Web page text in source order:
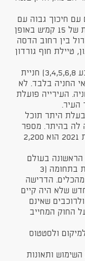
עם חיכוך גבוה עם
הולכי רגל, הכלים יואטו למהירות של 15 קמ'ש באופן
בין רחוב הדסה
טיילת חוף גורדון
- במרכז העיר (רובע 3,4,5,6,8) חניית
החניה בלבד. לא
העירייה פועלת
העיר.
היתר תוכל
לה בהיתר. מספר
זה משתנה מעת לעת, ונכון לשנת 2021 הוא 2,200
בעולם
שחייבה את כל החברות הפועלות בתחומה (3
במספר) להציב קסדות על 75% מהכלים. הדרישה
שלא היה קיים
שאינם
החוק המחייב
ולסטטוס
השימוש ותאונות